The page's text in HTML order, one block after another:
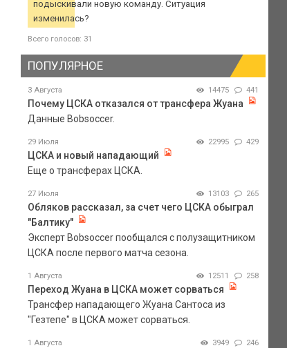
подыскивали новую команду. Ситуация
изменилась?
Всего голосов: 31
ПОПУЛЯРНОЕ
3 Августа 14475 441
Почему ЦСКА отказался от трансфера Жуана
Данные Bobsoccer.
29 Июля 22995 429
ЦСКА и новый нападающий
Еще о трансферах ЦСКА.
27 Июля 13103 265
Обляков рассказал, за счет чего ЦСКА обыграл
"Балтику"
Эксперт Bobsoccer пообщался с полузащитником
ЦСКА после первого матча сезона.
1 Августа 12511 258
Переход Жуана в ЦСКА может сорваться
Трансфер нападающего Жуана Сантоса из
"Гезтепе" в ЦСКА может сорваться.
1 Августа 3949 246